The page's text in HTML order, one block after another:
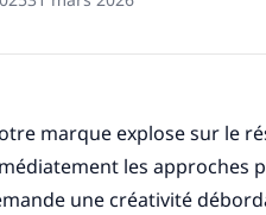
marque explose sur le
les approches
une créativité